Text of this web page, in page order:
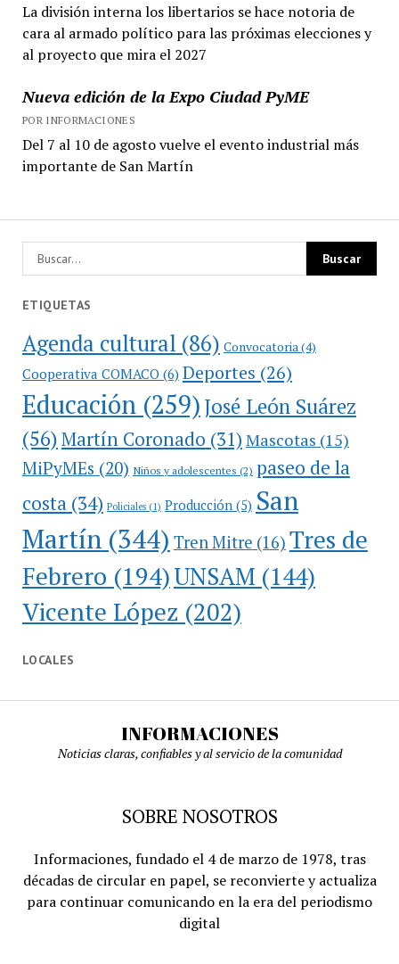
La división interna los libertarios se hace notoria de
cara al armado político para las próximas elecciones y
al proyecto que mira el 2027
Nueva edición de la Expo Ciudad PyME
POR INFORMACIONES
Del 7 al 10 de agosto vuelve el evento industrial más
importante de San Martín
ETIQUETAS
Agenda cultural (86) Convocatoria (4)
Cooperativa COMACO(6) Deportes (26)
Educación(259)José León Suárez
(56)Martín Coronado (31) Mascotas (15)
MiPyMEs (20) Niños y adolescentes (2) paseo de la
costa(34) Policiales(1) Producción(5) San
Martín(344) Tren Mitre (16) Tres de
Febrero (194)UNSAM (144)
Vicente López (202)
LOCALES
INFORMACIONES
Noticias claras, confiables y al servicio de la comunidad
SOBRE NOSOTROS
Informaciones, fundado el 4 de marzo de 1978, tras
décadas de circular en papel, se reconvierte y actualiza
para continuar comunicando en la era del periodismo
digital